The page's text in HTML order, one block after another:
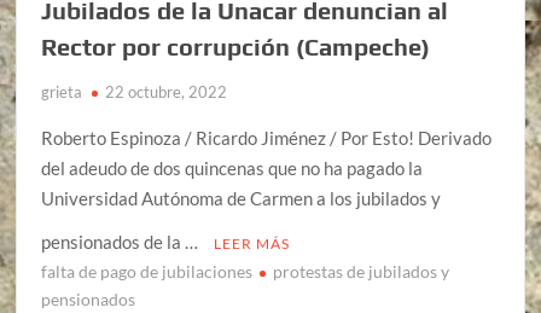
Jubilados de la Unacar denuncian al
Rector por corrupción (Campeche)
grieta 22 octubre, 2022
Roberto Espinoza / Ricardo Jiménez / Por Esto! Derivado
del adeudo de dos quincenas que no ha pagado la
Universidad Autónoma de Carmen a los jubilados y
pensionados de la …
LEER MÁS
falta de pago de jubilaciones
protestas de jubilados y
pensionados